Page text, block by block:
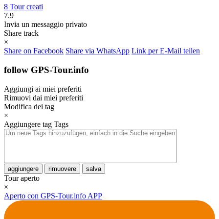
8 Tour creati
7.9
Invia un messaggio privato
Share track
×
Share on Facebook Share via WhatsApp Link per E-Mail teilen
follow GPS-Tour.info
Aggiungi ai miei preferiti
Rimuovi dai miei preferiti
Modifica dei tag
×
Aggiungere tag Tags
aggiungere rimuovere salva
Tour aperto
×
Aperto con GPS-Tour.info APP